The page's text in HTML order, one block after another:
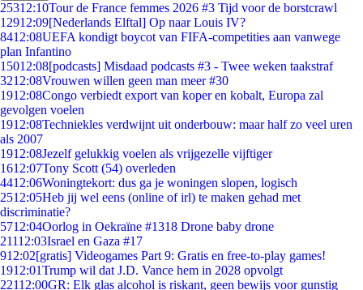
25312:10Tour de France femmes 2026 #3 Tijd voor de borstcrawl
12912:09[Nederlands Elftal] Op naar Louis IV?
8412:08UEFA kondigt boycot van FIFA-competities aan vanwege
plan Infantino
15012:08[podcasts] Misdaad podcasts #3 - Twee weken taakstraf
3212:08Vrouwen willen geen man meer #30
1912:08Congo verbiedt export van koper en kobalt, Europa zal
gevolgen voelen
1912:08Techniekles verdwijnt uit onderbouw: maar half zo veel uren
als 2007
1912:08Jezelf gelukkig voelen als vrijgezelle vijftiger
1612:07Tony Scott (54) overleden
4412:06Woningtekort: dus ga je woningen slopen, logisch
2512:05Heb jij wel eens (online of irl) te maken gehad met
discriminatie?
5712:04Oorlog in Oekraïne #1318 Drone baby drone
21112:03Israel en Gaza #17
912:02[gratis] Videogames Part 9: Gratis en free-to-play games!
1912:01Trump wil dat J.D. Vance hem in 2028 opvolgt
22112:00GR: Elk glas alcohol is riskant, geen bewijs voor gunstig